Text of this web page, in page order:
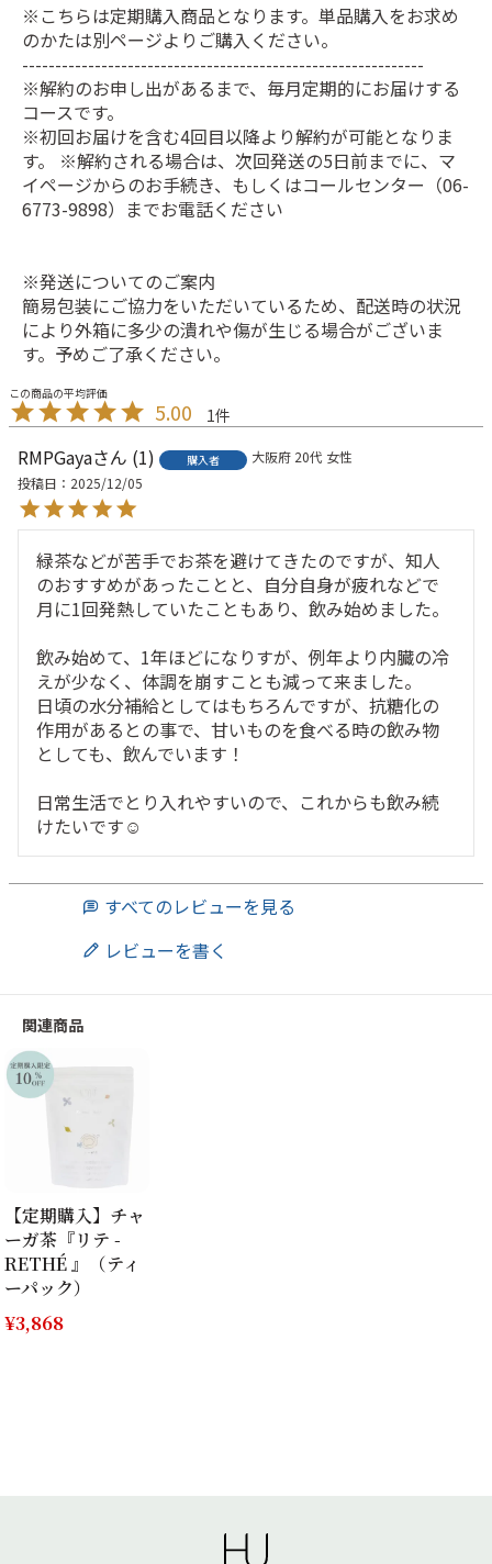
※こちらは定期購入商品となります。単品購入をお求め
のかたは別ページよりご購入ください。
-------------------------------------------------------------
※解約のお申し出があるまで、毎月定期的にお届けする
コースです。
※初回お届けを含む4回目以降より解約が可能となりま
す。 ※解約される場合は、次回発送の5日前までに、マ
イページからのお手続き、もしくはコールセンター（06-
6773-9898）までお電話ください
※発送についてのご案内
簡易包装にご協力をいただいているため、配送時の状況
により外箱に多少の潰れや傷が生じる場合がございま
す。予めご了承ください。
5.00 1
RMPGaya 1 購入者 大阪府 20代 女性
投稿日
2025/12/05
緑茶などが苦手でお茶を避けてきたのですが、知人
のおすすめがあったことと、自分自身が疲れなどで
月に1回発熱していたこともあり、飲み始めました。
飲み始めて、1年ほどになりすが、例年より内臓の冷
えが少なく、体調を崩すことも減って来ました。
日頃の水分補給としてはもちろんですが、抗糖化の
作用があるとの事で、甘いものを食べる時の飲み物
としても、飲んでいます！
日常生活でとり入れやすいので、これからも飲み続
けたいです☺️
すべてのレビューを見る
レビューを書く
関連商品
【定期購入】チャ
ーガ茶『リテ -
RETHÉ 』（ティ
ーパック）
¥3,868